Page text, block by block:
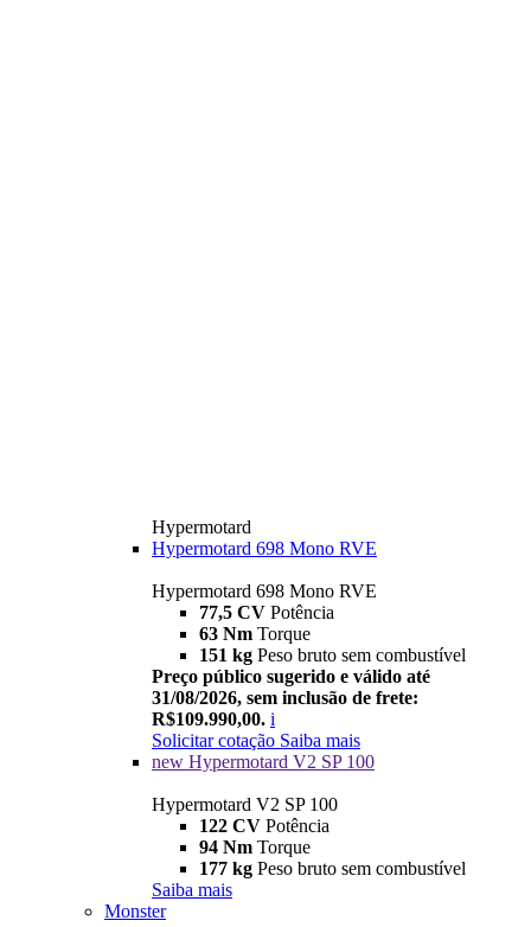
Hypermotard
Hypermotard 698 Mono RVE
Hypermotard 698 Mono RVE
77,5 CV Potência
63 Nm Torque
151 kg Peso bruto sem combustível
Preço público sugerido e válido até
31/08/2026, sem inclusão de frete:
R$109.990,00. i
Solicitar cotação Saiba mais
new Hypermotard V2 SP 100
Hypermotard V2 SP 100
122 CV Potência
94 Nm Torque
177 kg Peso bruto sem combustível
Saiba mais
Monster